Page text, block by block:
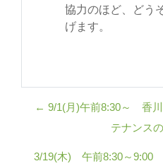
協力のほど、どう
げます。
← 9/1(月)午前8:30～ 香川
テナンス
3/19(木) 午前8:30～9:00